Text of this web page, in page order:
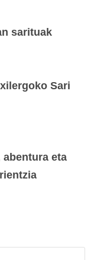
sarituak
Sari
eta